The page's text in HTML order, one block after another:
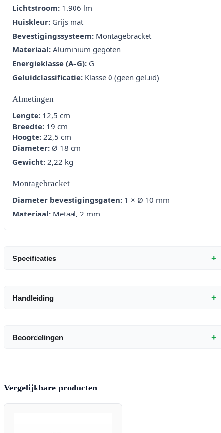
Lichtstroom: 1.906 lm
Huiskleur: Grijs mat
Bevestigingssysteem: Montagebracket
Materiaal: Aluminium gegoten
Energieklasse (A–G): G
Geluidclassificatie: Klasse 0 (geen geluid)
Afmetingen
Lengte: 12,5 cm
Breedte: 19 cm
Hoogte: 22,5 cm
Diameter: Ø 18 cm
Gewicht: 2,22 kg
Montagebracket
Diameter bevestigingsgaten: 1 × Ø 10 mm
Materiaal: Metaal, 2 mm
Specificaties +
Handleiding +
Beoordelingen +
Vergelijkbare producten